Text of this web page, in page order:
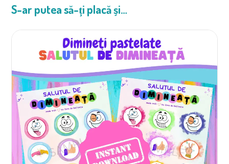
S-ar putea să-ți placă și…